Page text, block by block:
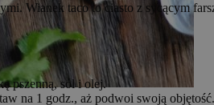
Wianek taco to ciasto z sycącym
pszenną, sól i olej.
na 1 godz., aż podwoi swoją objętość.